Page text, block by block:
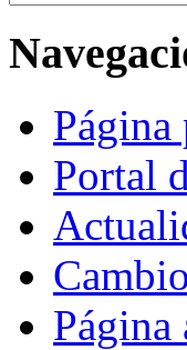
Portal
Página